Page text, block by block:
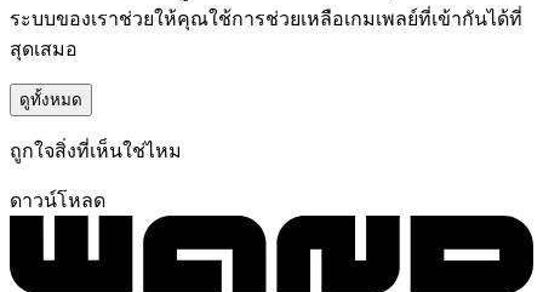
ระบบของเราช่วยให้คุณใช้การช่วยเหลือเกมเพลย์ที่เข้ากันได้ที่
สุดเสมอ
ดูทั้งหมด
ถูกใจสิ่งที่เห็นใช่ไหม
ดาวน์โหลด